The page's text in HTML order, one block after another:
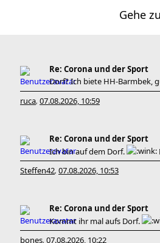
Gehe zu
Re: Corona und der Sport
Dorf? Ich biete HH-Barmbek,
ruca, 07.08.2026, 10:59
Re: Corona und der Sport
Ich bin auf dem Dorf.
Steffen42, 07.08.2026, 10:53
Re: Corona und der Sport
Kommt ihr mal aufs Dorf.
bones, 07.08.2026, 10:22